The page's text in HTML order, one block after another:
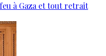
à Gaza et tout retrait